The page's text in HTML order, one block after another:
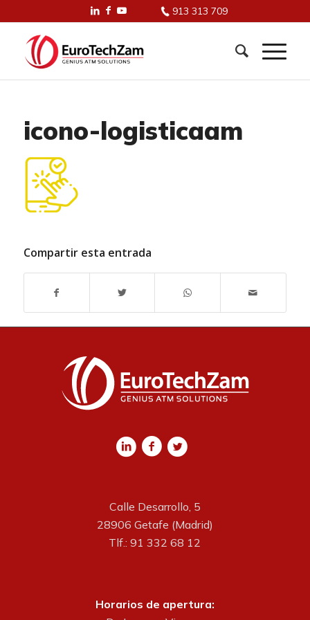
913 313 709
icono-logisticaam
Compartir esta entrada
Calle Desarrollo, 5
28906 Getafe (Madrid)
Tlf.: 91 332 68 12
Horarios de apertura: